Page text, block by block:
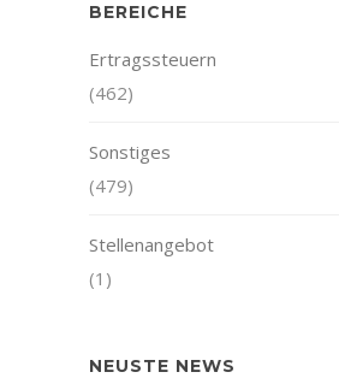
BEREICHE
Ertragssteuern
(462)
Sonstiges
(479)
Stellenangebot
(1)
NEUSTE NEWS